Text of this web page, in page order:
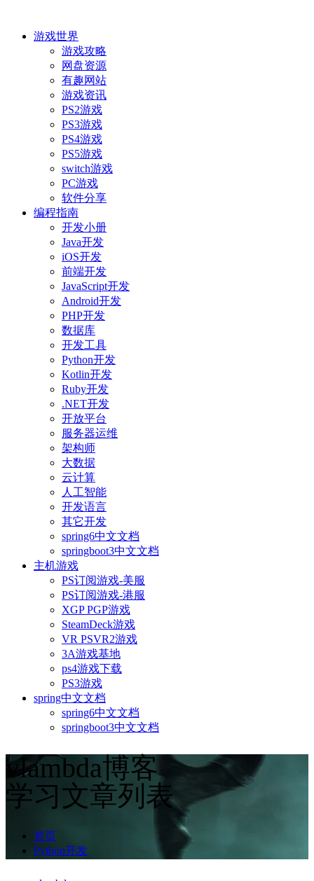
游戏世界
游戏攻略
网盘资源
有趣网站
游戏资讯
PS2游戏
PS3游戏
PS4游戏
PS5游戏
switch游戏
PC游戏
软件分享
编程指南
开发小册
Java开发
iOS开发
前端开发
JavaScript开发
Android开发
PHP开发
数据库
开发工具
Python开发
Kotlin开发
Ruby开发
.NET开发
开放平台
服务器运维
架构师
大数据
云计算
人工智能
开发语言
其它开发
spring6中文文档
springboot3中文文档
主机游戏
PS订阅游戏-美服
PS订阅游戏-港服
XGP PGP游戏
SteamDeck游戏
VR PSVR2游戏
3A游戏基地
ps4游戏下载
PS3游戏
spring中文文档
spring6中文文档
springboot3中文文档
vlambda博客
学习文章列表
首页
Python开发